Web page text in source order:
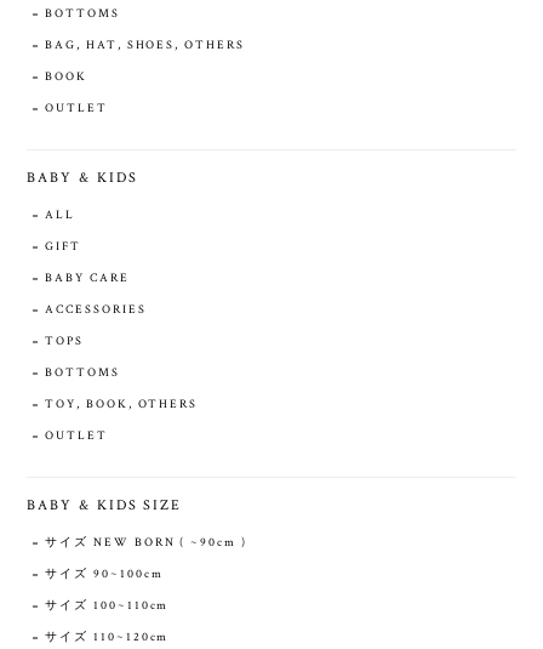
BOTTOMS
BAG, HAT, SHOES, OTHERS
BOOK
OUTLET
BABY & KIDS
ALL
GIFT
BABY CARE
ACCESSORIES
TOPS
BOTTOMS
TOY, BOOK, OTHERS
OUTLET
BABY & KIDS SIZE
サイズ NEW BORN ( ~90cm )
サイズ 90~100cm
サイズ 100~110cm
サイズ 110~120cm